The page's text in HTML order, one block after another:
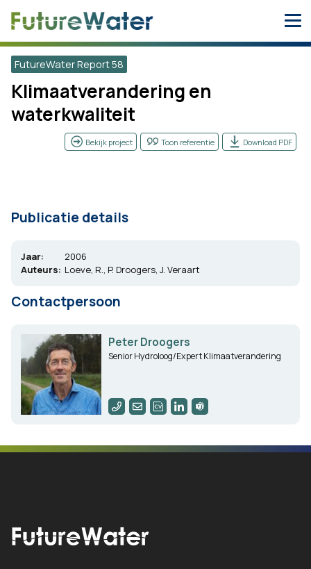
FutureWater Report 58
Klimaatverandering en
waterkwaliteit
Bekijk project Toon referentie Download PDF
Publicatie details
Jaar:
2006
Auteurs: Loeve, R., P. Droogers, J. Veraart
Contactpersoon
Peter Droogers
Senior Hydroloog/Expert Klimaatverandering